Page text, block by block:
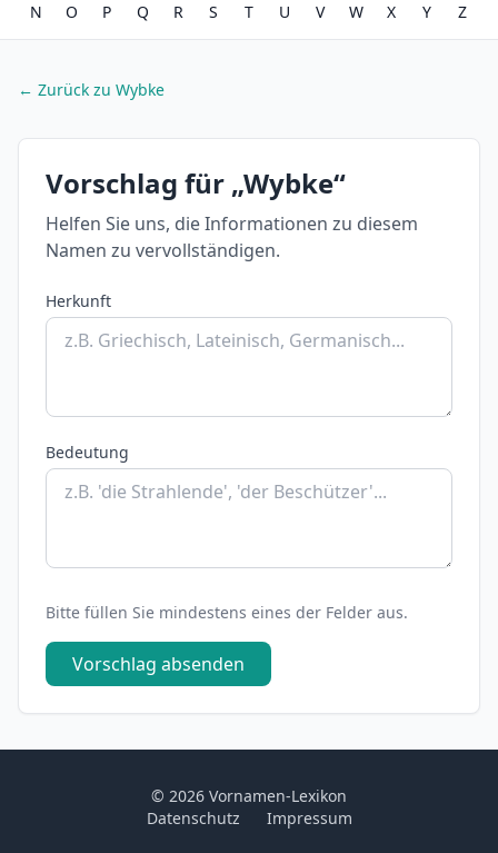
N
O P Q R S T U V W X Y Z
← Zurück zu Wybke
Vorschlag für „Wybke“
Helfen Sie uns, die Informationen zu diesem
Namen zu vervollständigen.
Herkunft
Bedeutung
Bitte füllen Sie mindestens eines der Felder aus.
Vorschlag absenden
© 2026 Vornamen-Lexikon
Datenschutz
Impressum